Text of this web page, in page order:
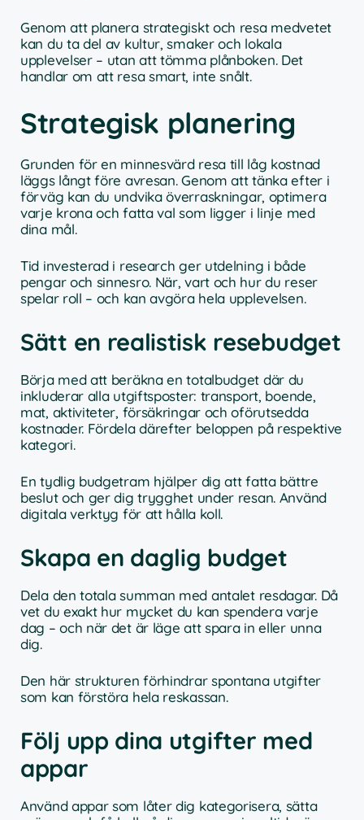
Genom att planera strategiskt och resa medvetet
kan du ta del av kultur, smaker och lokala
upplevelser – utan att tömma plånboken. Det
handlar om att resa smart, inte snålt.
Strategisk planering
Grunden för en minnesvärd resa till låg kostnad
läggs långt före avresan. Genom att tänka efter i
förväg kan du undvika överraskningar, optimera
varje krona och fatta val som ligger i linje med
dina mål.
Tid investerad i research ger utdelning i både
pengar och sinnesro. När, vart och hur du reser
spelar roll – och kan avgöra hela upplevelsen.
Sätt en realistisk resebudget
Börja med att beräkna en totalbudget där du
inkluderar alla utgiftsposter: transport, boende,
mat, aktiviteter, försäkringar och oförutsedda
kostnader. Fördela därefter beloppen på respektive
kategori.
En tydlig budgetram hjälper dig att fatta bättre
beslut och ger dig trygghet under resan. Använd
digitala verktyg för att hålla koll.
Skapa en daglig budget
Dela den totala summan med antalet resdagar. Då
vet du exakt hur mycket du kan spendera varje
dag – och när det är läge att spara in eller unna
dig.
Den här strukturen förhindrar spontana utgifter
som kan förstöra hela reskassan.
Följ upp dina utgifter med
appar
Använd appar som låter dig kategorisera, sätta